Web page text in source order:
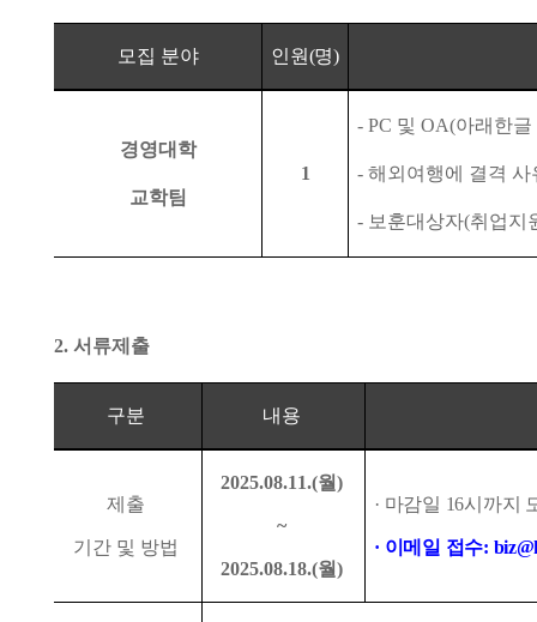
모집 분야 인원(명)
경영대학
교학팀
1
- PC 및 OA(아래한
- 해외여행에 결격
- 보훈대상자(취업지
2. 서류제출
구분 내용
제출
기간 및 방법
2025.08.11.(월)
~
2025.08.18.(월)
· 마감일 16시까지
· 이메일 접수: